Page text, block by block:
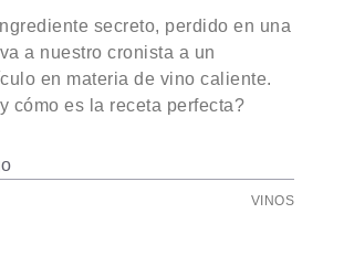
secreto, perdido en una
a nuestro cronista a un
en materia de vino caliente.
cómo es la receta perfecta?
VINOS